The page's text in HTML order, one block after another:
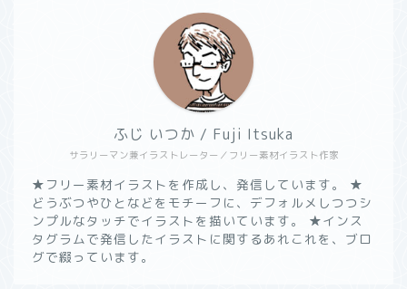
サラリーマン兼イラストレーター／フリー素材イラスト作家
ふじ いつか / Fuji Itsuka
★フリー素材イラストを作成し、発信しています。 ★
どうぶつやひとなどをモチーフに、デフォルメしつつシ
ンプルなタッチでイラストを描いています。 ★インス
タグラムで発信したイラストに関するあれこれを、ブロ
グで綴っています。